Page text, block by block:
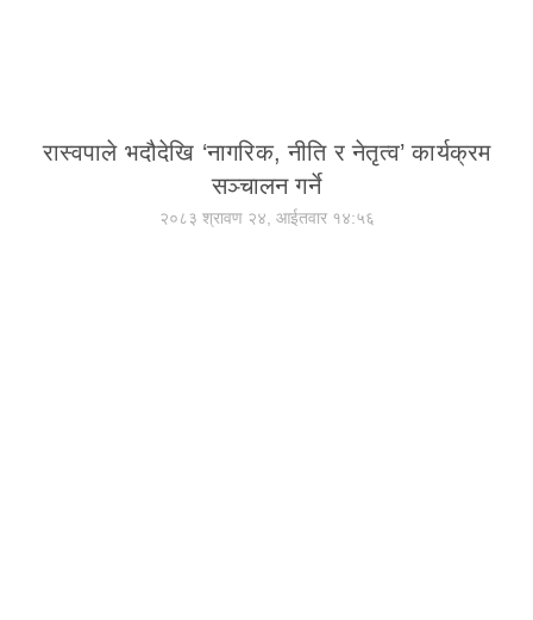
रास्वपाले भदौदेखि ‘नागरिक, नीति र नेतृत्व’ कार्यक्रम
सञ्चालन गर्ने
२०८३ श्रावण २४, आईतवार १४:५६